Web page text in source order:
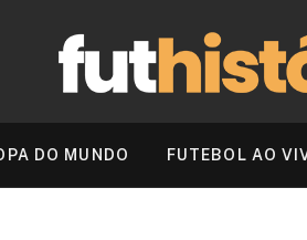
DO MUNDO FUTEBOL AO